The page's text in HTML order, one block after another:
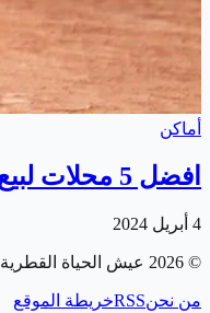
أماكن
افضل 5 محلات لبيع التمور في قطر
4 أبريل 2024
©
2026 عيش الحياة القطرية
من نحنRSSخريطة الموقع